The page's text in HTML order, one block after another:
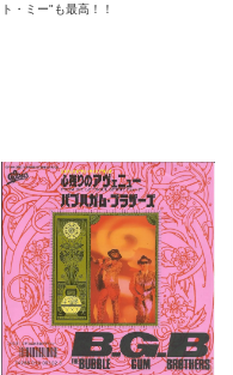
ト・ミー"も最高！！